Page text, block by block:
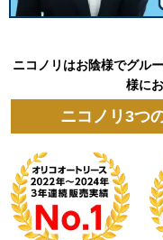
ニコノリはお陰様でグル
様に
ニコノリ3つ